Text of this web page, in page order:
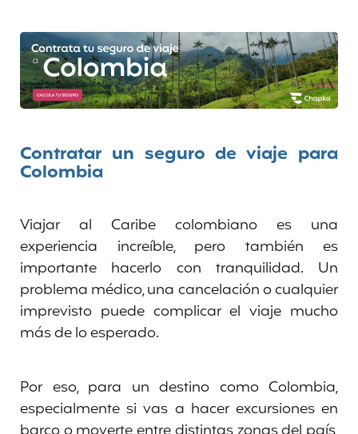
Contratar un seguro de viaje para
Colombia
Viajar al Caribe colombiano es una
experiencia increíble, pero también es
importante hacerlo con tranquilidad. Un
problema médico, una cancelación o cualquier
imprevisto puede complicar el viaje mucho
más de lo esperado.
Por eso, para un destino como Colombia,
especialmente si vas a hacer excursiones en